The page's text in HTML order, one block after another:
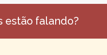
estão falando?